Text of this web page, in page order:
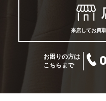
来店してお買
お困りの方は
こちらまで